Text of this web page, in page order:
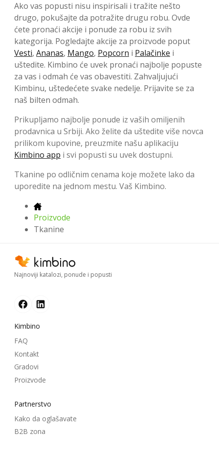
Ako vas popusti nisu inspirisali i tražite nešto
drugo, pokušajte da potražite drugu robu. Ovde
ćete pronaći akcije i ponude za robu iz svih
kategorija. Pogledajte akcije za proizvode poput
Vesti, Ananas, Mango, Popcorn i Palačinke i
uštedite. Kimbino će uvek pronaći najbolje popuste
za vas i odmah će vas obavestiti. Zahvaljujući
Kimbinu, uštedećete svake nedelje. Prijavite se za
naš bilten odmah.
Prikupljamo najbolje ponude iz vaših omiljenih
prodavnica u Srbiji. Ako želite da uštedite više novca
prilikom kupovine, preuzmite našu aplikaciju
Kimbino app i svi popusti su uvek dostupni.
Tkanine po odličnim cenama koje možete lako da
uporedite na jednom mestu. Vaš Kimbino.
Proizvode
Tkanine
Najnoviji katalozi, ponude i popusti
Kimbino
FAQ
Kontakt
Gradovi
Proizvode
Partnerstvo
Kako da oglašavate
B2B zona